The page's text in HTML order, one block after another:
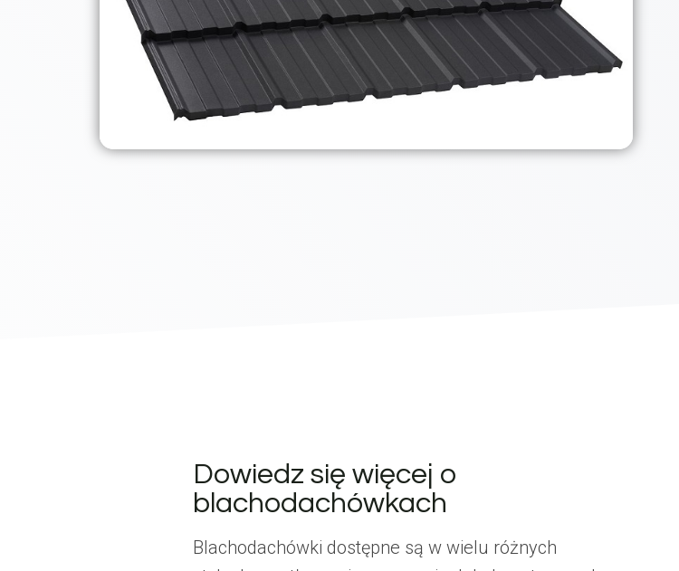
Dowiedz się więcej o
blachodachówkach
Blachodachówki dostępne są w wielu różnych